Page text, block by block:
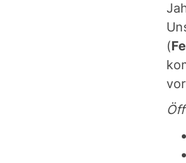
(